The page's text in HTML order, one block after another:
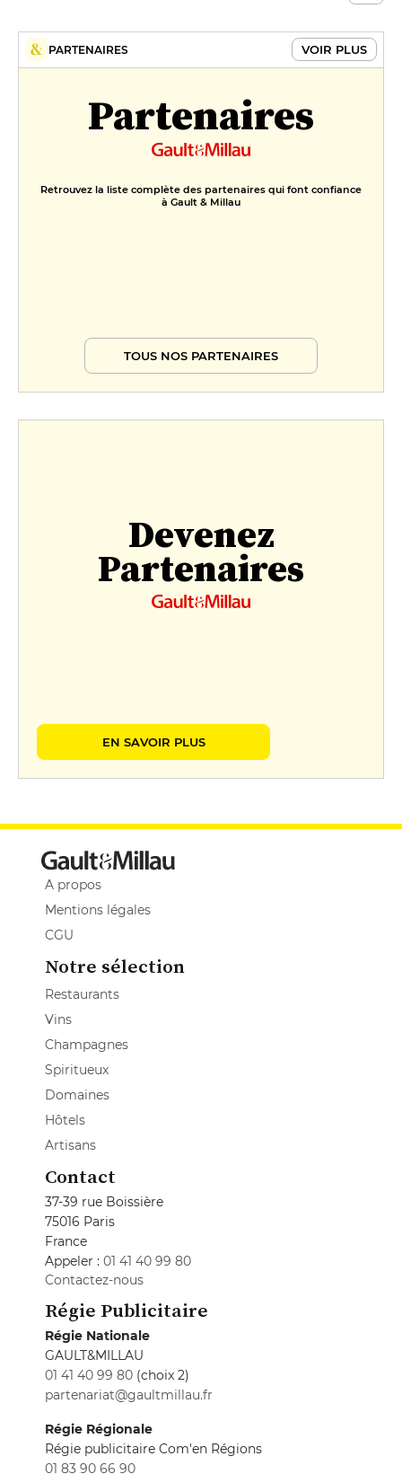
PARTENAIRES VOIR PLUS
Partenaires
Retrouvez la liste complète des partenaires qui font confiance
à Gault & Millau
TOUS NOS PARTENAIRES
Devenez
Partenaires
EN SAVOIR PLUS
A propos
Mentions légales
CGU
Notre sélection
Restaurants
Vins
Champagnes
Spiritueux
Domaines
Hôtels
Artisans
Contact
37-39 rue Boissière
75016 Paris
France
Appeler : 01 41 40 99 80
Contactez-nous
Régie Publicitaire
Régie Nationale
GAULT&MILLAU
01 41 40 99 80 (choix 2)
partenariat@gaultmillau.fr
Régie Régionale
Régie publicitaire Com'en Régions
01 83 90 66 90